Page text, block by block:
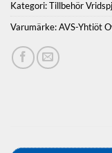
Kategori:Tillbehör
Varumärke:AVS-Yhtiöt